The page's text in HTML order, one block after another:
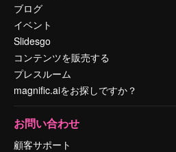
ブログ
イベント
Slidesgo
コンテンツを販売する
プレスルーム
magnific.aiをお探しですか？
お問い合わせ
顧客サポート